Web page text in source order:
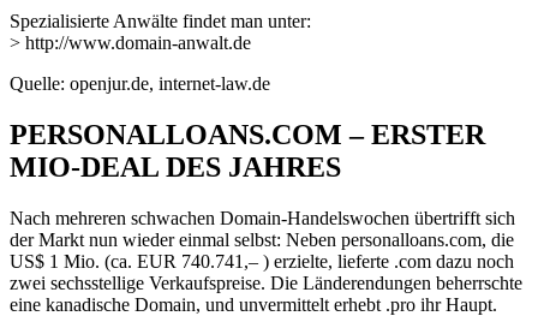
Spezialisierte Anwälte findet man unter:
> http://www.domain-anwalt.de
Quelle: openjur.de, internet-law.de
PERSONALLOANS.COM – ERSTER
MIO-DEAL DES JAHRES
Nach mehreren schwachen Domain-Handelswochen übertrifft sich
der Markt nun wieder einmal selbst: Neben personalloans.com, die
US$ 1 Mio. (ca. EUR 740.741,– ) erzielte, lieferte .com dazu noch
zwei sechsstellige Verkaufspreise. Die Länderendungen beherrschte
eine kanadische Domain, und unvermittelt erhebt .pro ihr Haupt.